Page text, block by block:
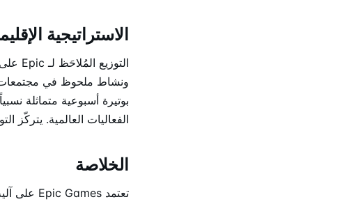
الاستراتيجية
ونشاط ملحوظ في مجتمعات
الفعاليات العالمية. يتركّز
الخلاصة